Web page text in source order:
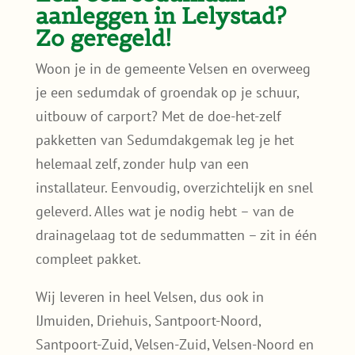
aanleggen in Lelystad?
Zo geregeld!
Woon je in de gemeente Velsen en overweeg
je een sedumdak of groendak op je schuur,
uitbouw of carport? Met de doe-het-zelf
pakketten van Sedumdakgemak leg je het
helemaal zelf, zonder hulp van een
installateur. Eenvoudig, overzichtelijk en snel
geleverd. Alles wat je nodig hebt – van de
drainagelaag tot de sedummatten – zit in één
compleet pakket.
Wij leveren in heel Velsen, dus ook in
IJmuiden, Driehuis, Santpoort-Noord,
Santpoort-Zuid, Velsen-Zuid, Velsen-Noord en